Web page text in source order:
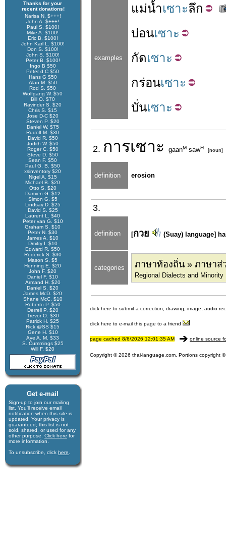
Thanks for your
recent donations!
Narisa N. $+++!
John A. $+++!
Paul S. $100!
Mike A. $100!
Eric B. $100!
John Karl L. $100!
Don S. $100!
John S. $100!
Peter B. $100!
Ingo B $50
Peter d C $50
Hans G $50
Alan M. $50
Rod S. $50
Wolfgang W. $50
Bill O. $70
Ravinder S. $20
Chris S. $15
Jose D-C $20
Steven P. $20
Daniel W. $75
Rudolf M. $30
David R. $50
Judith W. $50
Roger C. $50
Steve D. $50
Sean F. $50
Paul G. B. $50
xsinventory $20
Nigel A. $15
Michael B. $20
Otto S. $20
Damien G. $12
Simon G. $5
Lindsay D. $25
David S. $25
Laurent L. $40
Peter van G. $10
Graham S. $10
Peter N. $30
James A. $10
Dmitry I. $10
Edward R. $50
Roderick S. $30
Mason S. $5
Henning E. $20
John F. $20
Daniel F. $10
Armand H. $20
Daniel S. $20
James McD. $20
Shane McC. $10
Roberto P. $50
Derrell P. $20
Trevor O. $30
Patrick H. $25
Rick @SS $15
Gene H. $10
Aye A. M. $33
S. Cummings $25
Will F. $20
Get e-mail
Sign-up to join our mail­ing
list. You'll receive e­mail
notification when this site is
updated. Your privacy is
guaran­teed; this list is not
sold, shared, or used for any
other purpose. Click here for
more infor­mation.
To unsubscribe, click here
examples
แม่น้ำเซาะลึก
บ่อนเซาะ
กัดเซาะ
กร่อนเซาะ
บั่นเซาะ
2. การเซาะ gaanM sawH [noun]
definition erosion
3.
definition [กวย (Suay) language]
categories ภาษาท้องถิ่น » ภาษาส่
Regional Dialects and
click here to submit a correction, drawing, image, audio
click here to e-mail this page to a friend
page cached 8/6/2026 12:01:35 AM online source
Copyright © 2026 thai-language.com. Portions copyright